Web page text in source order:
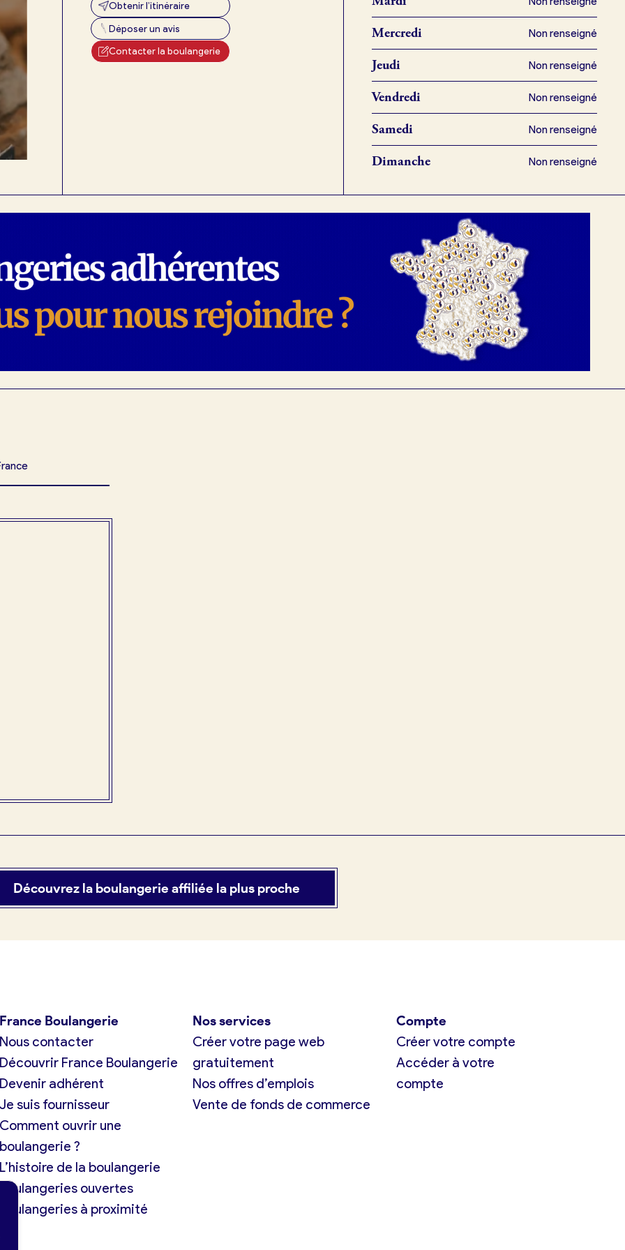
Obtenir l’itinéraire
Déposer un avis
Contacter la boulangerie
Mercredi Non renseigné
Jeudi Non renseigné
Vendredi Non renseigné
Samedi Non renseigné
Dimanche Non renseigné
Découvrez la boulangerie affiliée la plus proche
France Boulangerie
contacter
Découvrir France Boulangerie
Devenir adhérent
Je suis fournisseur
Comment ouvrir une
boulangerie ?
L’histoire de la boulangerie
Boulangeries ouvertes
Boulangeries à proximité
Nos services
Créer votre page web
gratuitement
Nos offres d’emplois
Vente de fonds de commerce
Compte
Créer votre compte
Accéder à votre
compte